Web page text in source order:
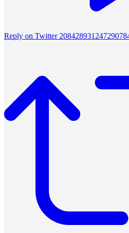
Reply on Twitter